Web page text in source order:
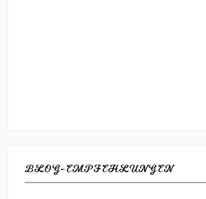
BLOG-EMPFEHLUNGEN